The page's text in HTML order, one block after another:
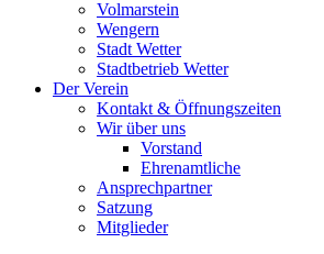
Volmarstein
Wengern
Stadt Wetter
Stadtbetrieb Wetter
Der Verein
Kontakt & Öffnungszeiten
Wir über uns
Vorstand
Ehrenamtliche
Ansprechpartner
Satzung
Mitglieder